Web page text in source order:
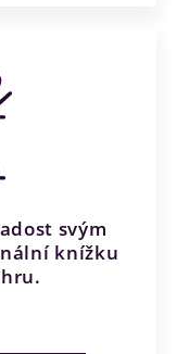
svým
knížku